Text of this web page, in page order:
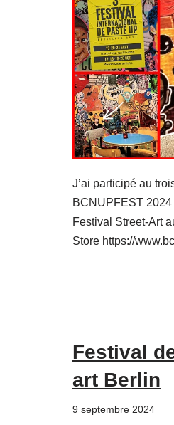
J’ai participé au
BCNUPFEST
Festival Street-Art
Store https://
Festival
art Berlin
9 septembre 2024